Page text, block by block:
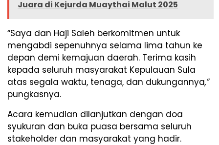
Juara di Kejurda Muaythai Malut 2025
“Saya dan Haji Saleh berkomitmen untuk
mengabdi sepenuhnya selama lima tahun ke
depan demi kemajuan daerah. Terima kasih
kepada seluruh masyarakat Kepulauan Sula
atas segala waktu, tenaga, dan dukungannya,”
pungkasnya.
Acara kemudian dilanjutkan dengan doa
syukuran dan buka puasa bersama seluruh
stakeholder dan masyarakat yang hadir.